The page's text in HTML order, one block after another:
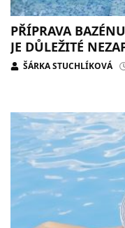
PŘÍPRAVA
JE DŮLEŽITÉ
ŠÁRKA STUCHLÍKOVÁ